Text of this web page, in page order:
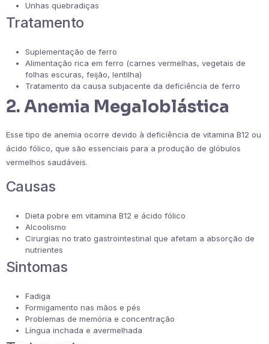
Unhas quebradiças
Tratamento
Suplementação de ferro
Alimentação rica em ferro (carnes vermelhas, vegetais de
folhas escuras, feijão, lentilha)
Tratamento da causa subjacente da deficiência de ferro
2. Anemia Megaloblástica
Esse tipo de anemia ocorre devido à deficiência de vitamina B12 ou
ácido fólico, que são essenciais para a produção de glóbulos
vermelhos saudáveis.
Causas
Dieta pobre em vitamina B12 e ácido fólico
Alcoolismo
Cirurgias no trato gastrointestinal que afetam a absorção de
nutrientes
Sintomas
Fadiga
Formigamento nas mãos e pés
Problemas de memória e concentração
Língua inchada e avermelhada